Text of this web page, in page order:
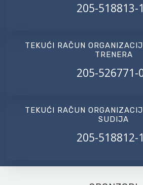
205-518813-
TEKUĆI RAČUN
TRENERA
205-526771-
TEKUĆI RAČUN
SUDIJA
205-518812-